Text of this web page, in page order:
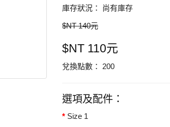
庫存狀況： 尚有庫存
$NT 140元
$NT 110元
兌換點數： 200
選項及配件：
Size 1